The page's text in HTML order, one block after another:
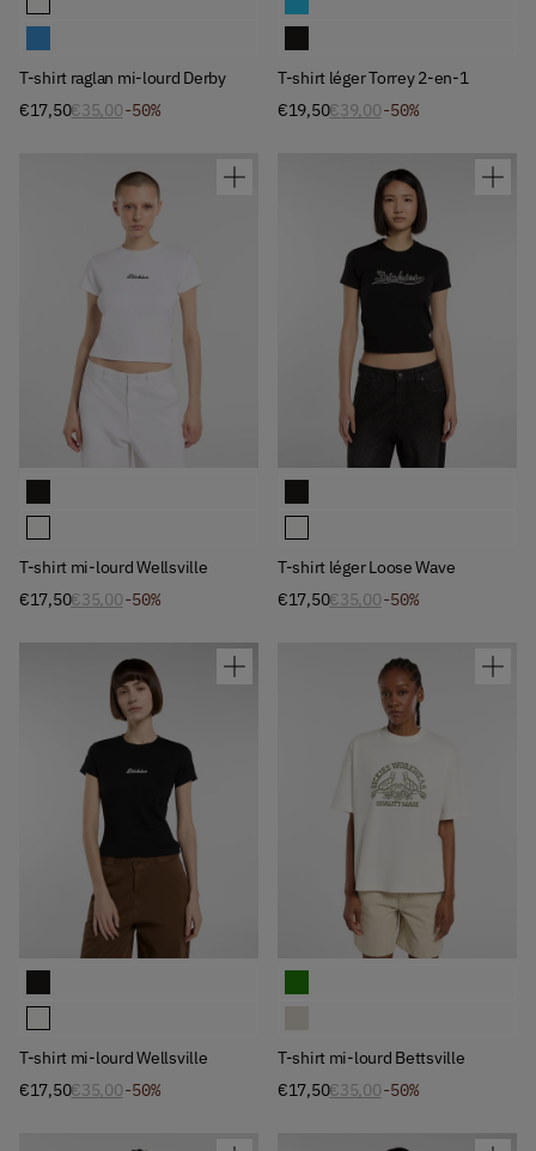
T-shirt raglan mi-lourd Derby
€17,50€35,00-50%
T-shirt léger Torrey 2-en-1
€19,50€39,00-50%
Available Colors
T-shirt mi-lourd Wellsville
€17,50€35,00-50%
Available Colors
T-shirt léger Loose Wave
€17,50€35,00-50%
Available Colors
T-shirt mi-lourd Wellsville
€17,50€35,00-50%
Available Colors
T-shirt mi-lourd Bettsville
€17,50€35,00-50%